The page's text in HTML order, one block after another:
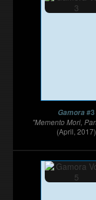
Gamora#3
"Memento Mori,
(April, 2017)